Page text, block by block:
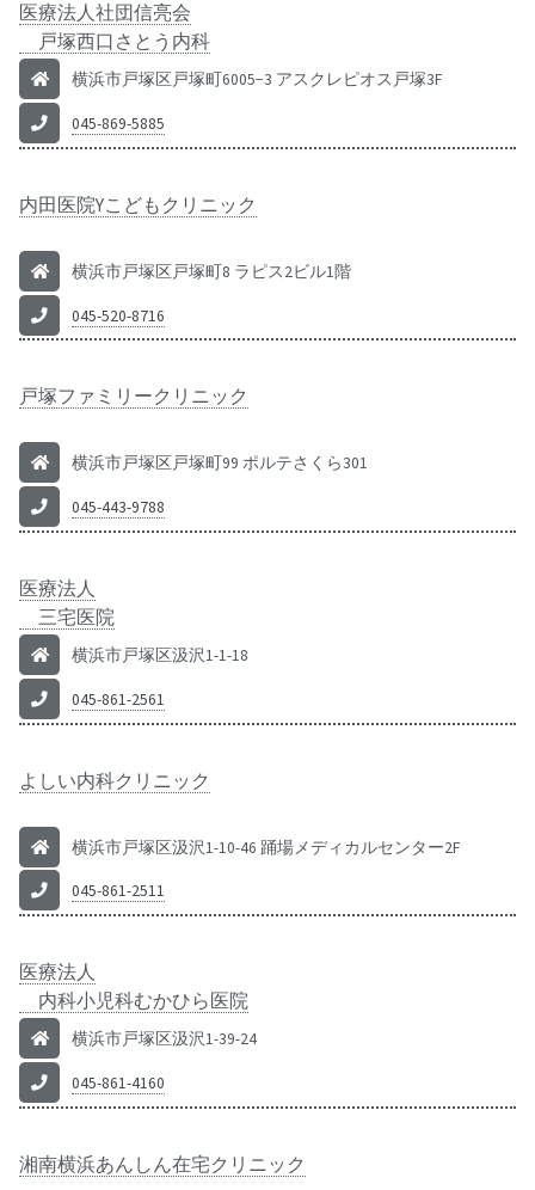
医療法人社団信亮会
戸塚西口さとう内科
横浜市戸塚区戸塚町6005−3 アスクレピオス戸塚3F
045-869-5885
内田医院Yこどもクリニック
横浜市戸塚区戸塚町8 ラピス2ビル1階
045-520-8716
戸塚ファミリークリニック
横浜市戸塚区戸塚町99 ポルテさくら301
045-443-9788
医療法人
三宅医院
横浜市戸塚区汲沢1-1-18
045-861-2561
よしい内科クリニック
横浜市戸塚区汲沢1-10-46 踊場メディカルセンター2F
045-861-2511
医療法人
内科小児科むかひら医院
横浜市戸塚区汲沢1-39-24
045-861-4160
湘南横浜あんしん在宅クリニック